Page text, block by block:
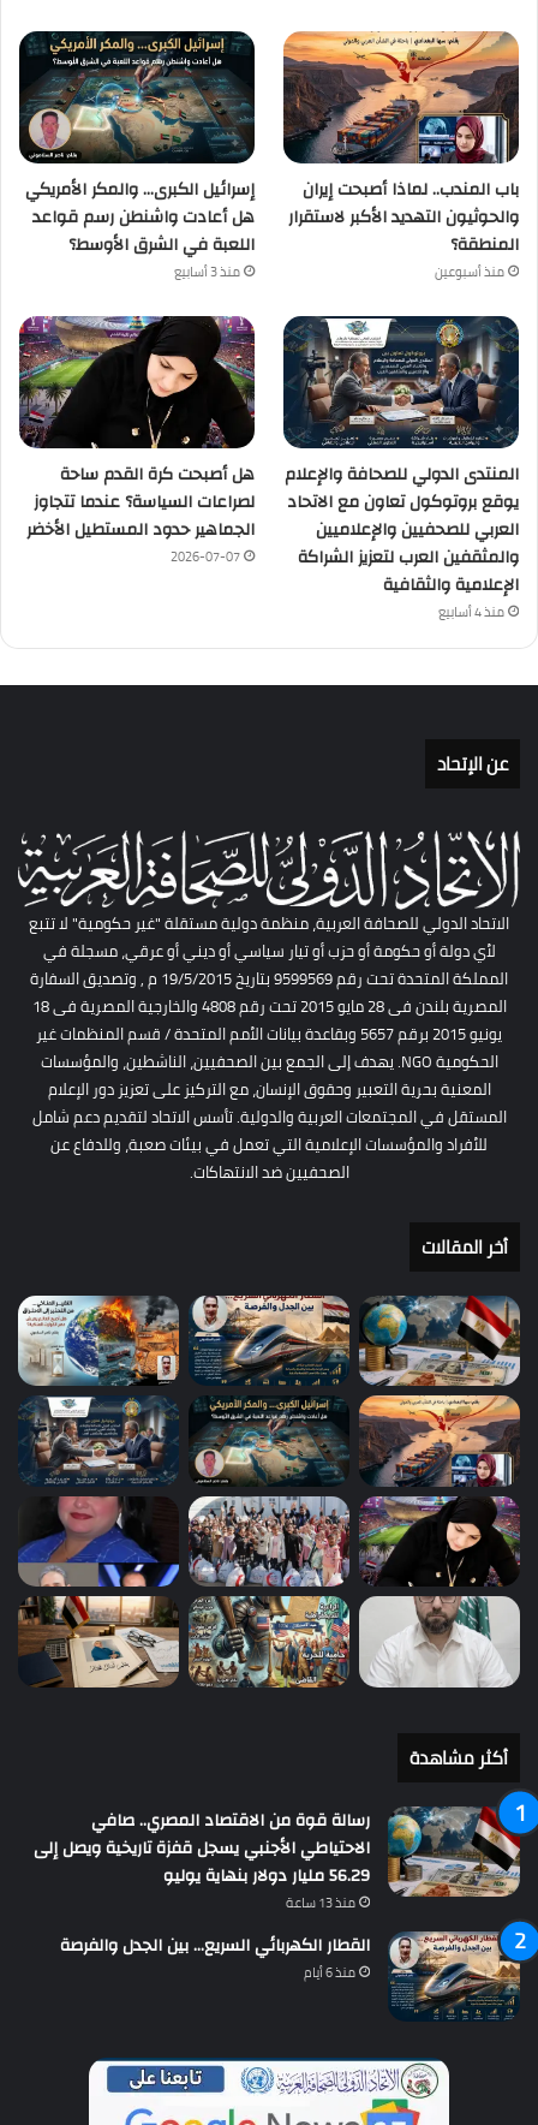
باب المندب.. لماذا أصبحت إيران
والحوثيون التهديد الأكبر لاستقرار
المنطقة؟
منذ أسبوعين
إسرائيل الكبرى… والمكر الأمريكي
هل أعادت واشنطن رسم قواعد
اللعبة في الشرق الأوسط؟
منذ 3 أسابيع
المنتدى الدولي للصحافة والإعلام
يوقع بروتوكول تعاون مع الاتحاد
العربي للصحفيين والإعلاميين
والمثقفين العرب لتعزيز الشراكة
الإعلامية والثقافية
منذ 4 أسابيع
هل أصبحت كرة القدم ساحة
لصراعات السياسة؟ عندما تتجاوز
الجماهير حدود المستطيل الأخضر
2026-07-07
عن الإتحاد
الاتحاد الدولي للصحافة العربية، منظمة دولية مستقلة "غير حكومية" لا تتبع
لأي دولة أو حكومة أو حزب أو تيار سياسي أو ديني أو عرقي، مسجلة في
المملكة المتحدة تحت رقم 9599569 بتاريخ 19/5/2015 م , وتصديق السفارة
المصرية بلندن فى 28 مايو 2015 تحت رقم 4808 والخارجية المصرية فى 18
يونيو 2015 برقم 5657 وبقاعدة بيانات الأمم المتحدة / قسم المنظمات غير
الحكومية NGO. يهدف إلى الجمع بين الصحفيين، الناشطين، والمؤسسات
المعنية بحرية التعبير وحقوق الإنسان، مع التركيز على تعزيز دور الإعلام
المستقل في المجتمعات العربية والدولية. تأسس الاتحاد لتقديم دعم شامل
للأفراد والمؤسسات الإعلامية التي تعمل في بيئات صعبة، وللدفاع عن
الصحفيين ضد الانتهاكات.
أخر المقالات
أكثر مشاهدة
رسالة قوة من الاقتصاد المصري.. صافي
الاحتياطي الأجنبي يسجل قفزة تاريخية ويصل إلى
56.29 مليار دولار بنهاية يوليو
منذ 13 ساعة
القطار الكهربائي السريع… بين الجدل والفرصة
منذ 6 أيام